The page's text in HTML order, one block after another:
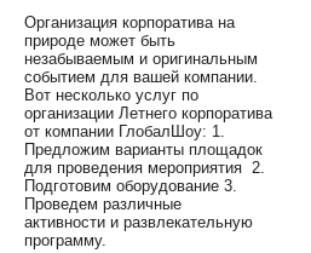
Организация корпоратива на
природе может быть
незабываемым и оригинальным
событием для вашей компании.
Вот несколько услуг по
организации Летнего корпоратива
от компании ГлобалШоу: 1.
Предложим варианты площадок
для проведения мероприятия 2.
Подготовим оборудование 3.
Проведем различные
активности и развлекательную
программу.